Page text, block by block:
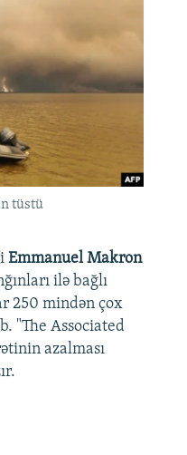
tüstü
Emmanuel Makron
ilə bağlı
250 mindən çox
"The Associated
azalması